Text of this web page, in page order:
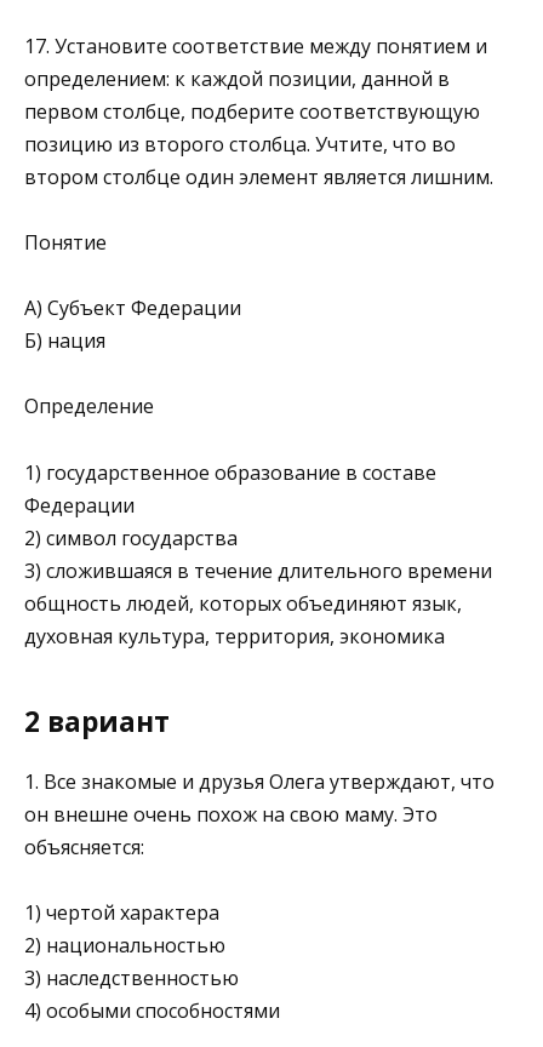
17. Установите соответствие между понятием и
определением: к каждой позиции, данной в
первом столбце, подберите соответствующую
позицию из второго столб­ца. Учтите, что во
втором столбце один элемент является лишним.
Понятие
А) Субъект Федерации
Б) нация
Определение
1) государственное образование в составе
Федерации
2) символ государства
3) сложившаяся в течение длительного времени
общность людей, которых объединяют язык,
духовная культура, территория, экономика
2 вариант
1. Все знакомые и друзья Олега утверждают, что
он внешне очень похож на свою маму. Это
объясняется:
1) чертой характера
2) национальностью
3) наследственностью
4) особыми способностями